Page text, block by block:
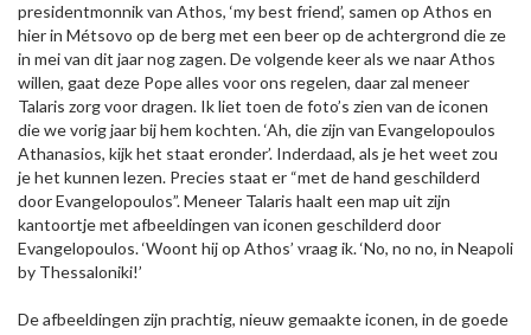
presidentmonnik van Athos, ‘my best friend’, samen op Athos en
hier in Métsovo op de berg met een beer op de achtergrond die ze
in mei van dit jaar nog zagen. De volgende keer als we naar Athos
willen, gaat deze Pope alles voor ons regelen, daar zal meneer
Talaris zorg voor dragen. Ik liet toen de foto’s zien van de iconen
die we vorig jaar bij hem kochten. ‘Ah, die zijn van Evangelopoulos
Athanasios, kijk het staat eronder’. Inderdaad, als je het weet zou
je het kunnen lezen. Precies staat er “met de hand geschilderd
door Evangelopoulos”. Meneer Talaris haalt een map uit zijn
kantoortje met afbeeldingen van iconen geschilderd door
Evangelopoulos. ‘Woont hij op Athos’ vraag ik. ‘No, no no, in Neapoli
by Thessaloniki!’
De afbeeldingen zijn prachtig, nieuw gemaakte iconen, in de goede